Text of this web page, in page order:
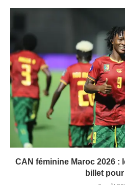
CAN féminine Maroc 2026 :
billet pour